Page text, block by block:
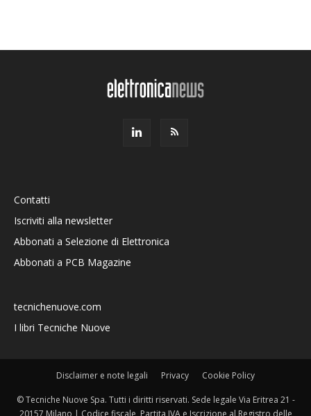
Contatti
Iscriviti alla newsletter
Abbonati a Selezione di Elettronica
Abbonati a PCB Magazine
tecnichenuove.com
I libri Tecniche Nuove
Disclaimer e note legali Privacy Cookie Policy
© Tecniche Nuove Spa. Tutti i diritti riservati. Sede legale Via Eritrea 21 -
20157 Milano | Codice fiscale, Partita IVA e Iscrizione al Registro delle